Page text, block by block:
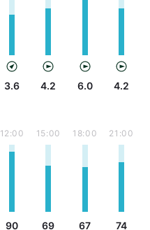
3.6 4.2 6.0 4.2
12:00
90
15:00
69
18:00
67
21:00
74